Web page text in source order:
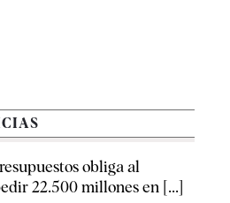
obliga al
22.500 millones en [...]